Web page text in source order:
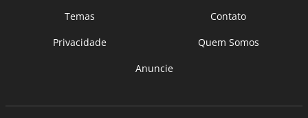
Temas
Contato
Privacidade
Quem Somos
Anuncie